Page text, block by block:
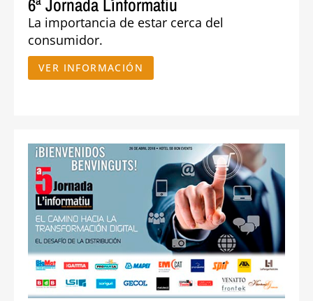
La importancia de estar cerca del
consumidor.
VER INFORMACIÓN